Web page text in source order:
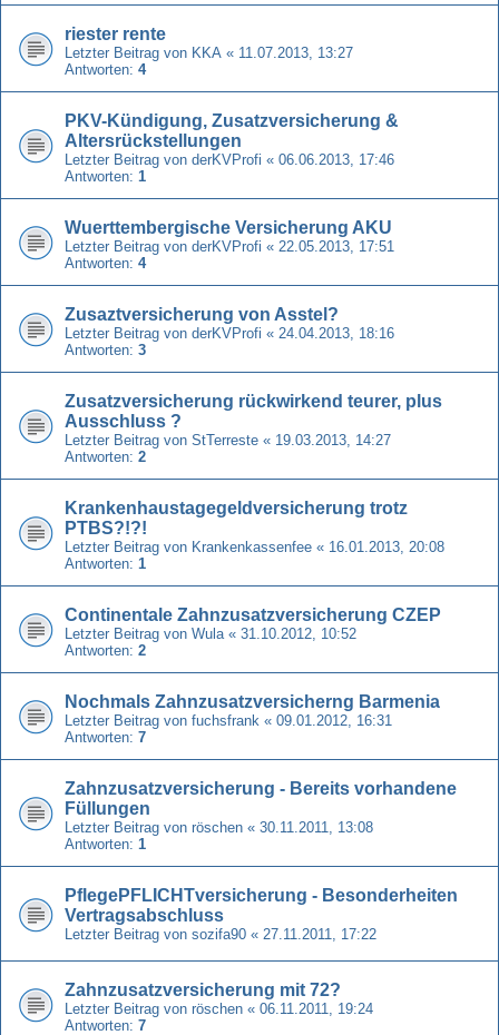
riester rente
Letzter Beitrag von KKA « 11.07.2013, 13:27
Antworten: 4
PKV-Kündigung, Zusatzversicherung &
Altersrückstellungen
Letzter Beitrag von derKVProfi « 06.06.2013, 17:46
Antworten: 1
Wuerttembergische Versicherung AKU
Letzter Beitrag von derKVProfi « 22.05.2013, 17:51
Antworten: 4
Zusaztversicherung von Asstel?
Letzter Beitrag von derKVProfi « 24.04.2013, 18:16
Antworten: 3
Zusatzversicherung rückwirkend teurer, plus
Ausschluss ?
Letzter Beitrag von StTerreste « 19.03.2013, 14:27
Antworten: 2
Krankenhaustagegeldversicherung trotz
PTBS?!?!
Letzter Beitrag von Krankenkassenfee « 16.01.2013, 20:08
Antworten: 1
Continentale Zahnzusatzversicherung CZEP
Letzter Beitrag von Wula « 31.10.2012, 10:52
Antworten: 2
Nochmals Zahnzusatzversicherng Barmenia
Letzter Beitrag von fuchsfrank « 09.01.2012, 16:31
Antworten: 7
Zahnzusatzversicherung - Bereits vorhandene
Füllungen
Letzter Beitrag von röschen « 30.11.2011, 13:08
Antworten: 1
PflegePFLICHTversicherung - Besonderheiten
Vertragsabschluss
Letzter Beitrag von sozifa90 « 27.11.2011, 17:22
Zahnzusatzversicherung mit 72?
Letzter Beitrag von röschen « 06.11.2011, 19:24
Antworten: 7